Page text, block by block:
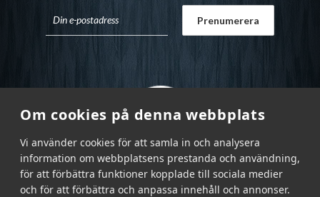
Om cookies på denna webbplats
Vi använder cookies för att samla in och analysera
information om webbplatsens prestanda och användning,
för att förbättra funktioner kopplade till sociala medier
och för att förbättra och anpassa innehåll och annonser.